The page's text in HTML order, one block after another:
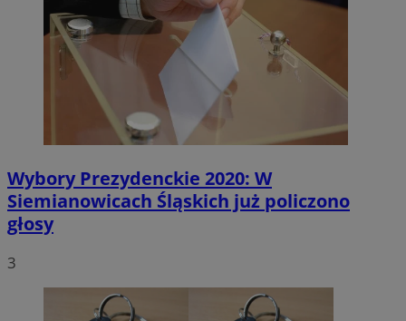
Wybory Prezydenckie 2020: W
Siemianowicach Śląskich już policzono
głosy
3